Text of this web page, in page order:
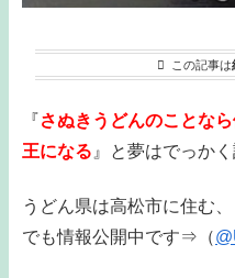
この記事は
『さぬきうどんのことな
王になる 』と夢はでっか
うどん県は高松市に住む
でも情報公開中です⇒（